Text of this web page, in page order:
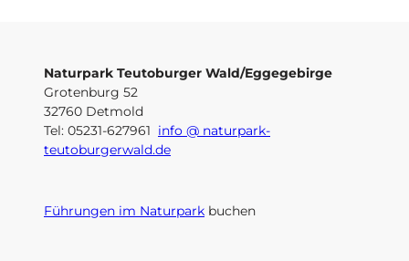
Naturpark Teutoburger Wald/Eggegebirge
Grotenburg 52
32760 Detmold
Tel: 05231-627961 info @ naturpark-
teutoburgerwald.de
Führungen im Naturpark buchen